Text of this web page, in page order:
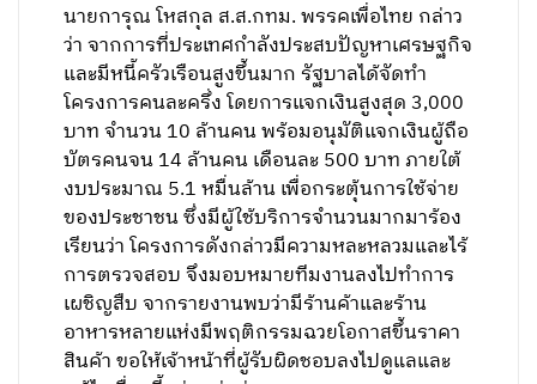
นายการุณ โหสกุล ส.ส.กทม. พรรคเพื่อไทย กล่าว
ว่า จากการที่ประเทศกำลังประสบปัญหาเศรษฐกิจ
และมีหนี้ครัวเรือนสูงขึ้นมาก รัฐบาลได้จัดทำ
โครงการคนละครึ่ง โดยการแจกเงินสูงสุด 3,000
บาท จำนวน 10 ล้านคน พร้อมอนุมัติแจกเงินผู้ถือ
บัตรคนจน 14 ล้านคน เดือนละ 500 บาท ภายใต้
งบประมาณ 5.1 หมื่นล้าน เพื่อกระตุ้นการใช้จ่าย
ของประชาชน ซึ่งมีผู้ใช้บริการจำนวนมากมาร้อง
เรียนว่า โครงการดังกล่าวมีความหละหลวมและไร้
การตรวจสอบ จึงมอบหมายทีมงานลงไปทำการ
เผชิญสืบ จากรายงานพบว่ามีร้านค้าและร้าน
อาหารหลายแห่งมีพฤติกรรมฉวยโอกาสขึ้นราคา
สินค้า ขอให้เจ้าหน้าที่ผู้รับผิดชอบลงไปดูแลและ